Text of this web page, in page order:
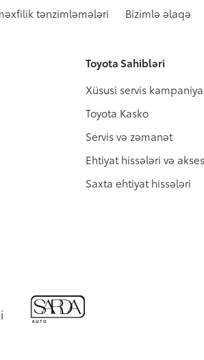
tənzimləmələri Bizimlə əlaqə
Toyota Sahibləri
Xüsusi servis
Toyota Kasko
Servis və zəmanət
Ehtiyat hissələri və
Saxta ehtiyat hissələri